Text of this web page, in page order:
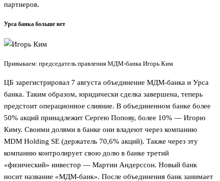
партнеров.
Урса банка больше нет
Привыкаем: председатель правления МДМ-банка Игорь Ким
ЦБ зарегистрировал 7 августа объединение МДМ-банка и Урса
банка. Таким образом, юридически сделка завершена, теперь
предстоит операционное слияние. В объединенном банке более
50% акций принадлежит Сергею Попову, более 10% — Игорю
Киму. Своими долями в банке они владеют через компанию
MDM Holding SE (держатель 70,6% акций). Также через эту
компанию контролирует свою долю в банке третий
«физический» инвестор — Мартин Андерссон. Новый банк
носит название «МДМ-банк». После объединения банк занимает